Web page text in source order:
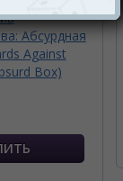
Абсурдная
Against
Box)